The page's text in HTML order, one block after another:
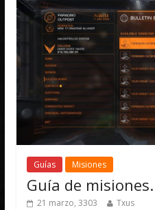
Guías Misiones
Guía de misiones.
21 marzo, 3303 Txus